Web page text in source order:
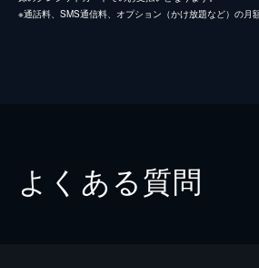
※通話料、SMS通信料、オプション（かけ放題など）の月
よくある質問